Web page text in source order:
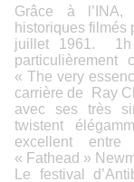
Grâce à l’INA,
historiques filmés
juillet 1961. 1h
« The very
carrière de Ray
avec ses très
twistent
excellent
« Fathead »
Le festival